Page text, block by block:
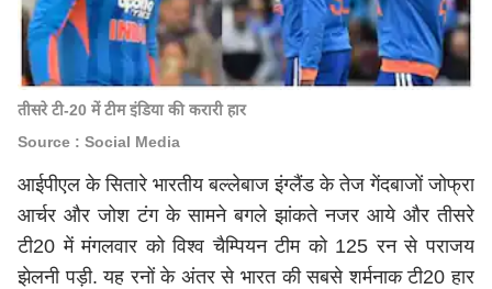
तीसरे टी-20 में टीम इंडिया की करारी हार
Source : Social Media
आईपीएल के सितारे भारतीय बल्लेबाज इंग्लैंड के तेज गेंदबाजों जोफ्रा
आर्चर और जोश टंग के सामने बगले झांकते नजर आये और तीसरे
टी20 में मंगलवार को विश्व चैम्पियन टीम को 125 रन से पराजय
झेलनी पड़ी. यह रनों के अंतर से भारत की सबसे शर्मनाक टी20 हार